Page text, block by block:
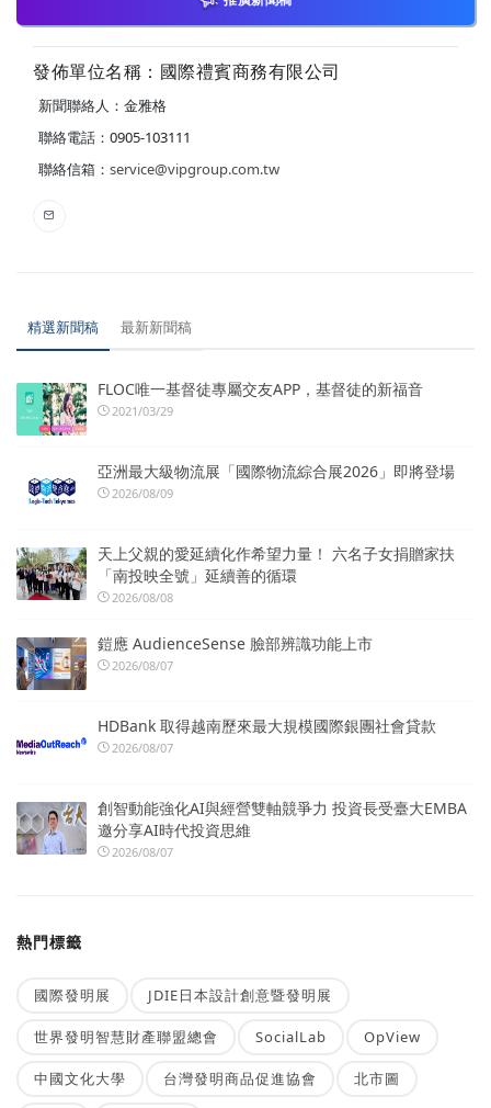
發佈單位名稱：國際禮賓商務有限公司
新聞聯絡人：金雅格
聯絡電話：0905-103111
聯絡信箱： service@vipgroup.com.tw
精選新聞稿 最新新聞稿
FLOC唯一基督徒專屬交友APP，基督徒的新福音
2021/03/29
亞洲最大級物流展「國際物流綜合展2026」即將登場
2026/08/09
天上父親的愛延續化作希望力量！ 六名子女捐贈家扶
「南投映全號」延續善的循環
2026/08/08
鎧應 AudienceSense 臉部辨識功能上市
2026/08/07
HDBank 取得越南歷來最大規模國際銀團社會貸款
2026/08/07
創智動能強化AI與經營雙軸競爭力 投資長受臺大EMBA
邀分享AI時代投資思維
2026/08/07
熱門標籤
國際發明展 JDIE日本設計創意暨發明展
世界發明智慧財產聯盟總會 SocialLab OpView
中國文化大學 台灣發明商品促進協會 北市圖